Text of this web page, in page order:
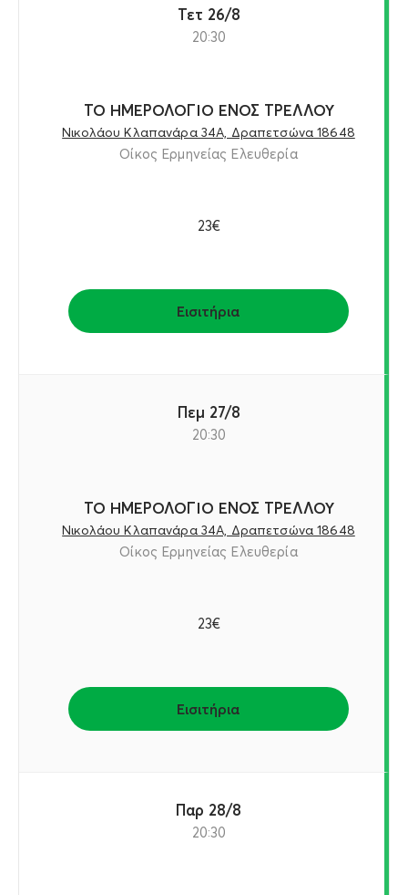
Τετ 26/8
20:30
ΤΟ ΗΜΕΡΟΛΟΓΙΟ ΕΝΟΣ ΤΡΕΛΛΟΥ
Νικολάου Κλαπανάρα 34Α, Δραπετσώνα 18648
Οίκος Ερμηνείας Ελευθερία
23€
Εισιτήρια
Πεμ 27/8
20:30
ΤΟ ΗΜΕΡΟΛΟΓΙΟ ΕΝΟΣ ΤΡΕΛΛΟΥ
Νικολάου Κλαπανάρα 34Α, Δραπετσώνα 18648
Οίκος Ερμηνείας Ελευθερία
23€
Εισιτήρια
Παρ 28/8
20:30